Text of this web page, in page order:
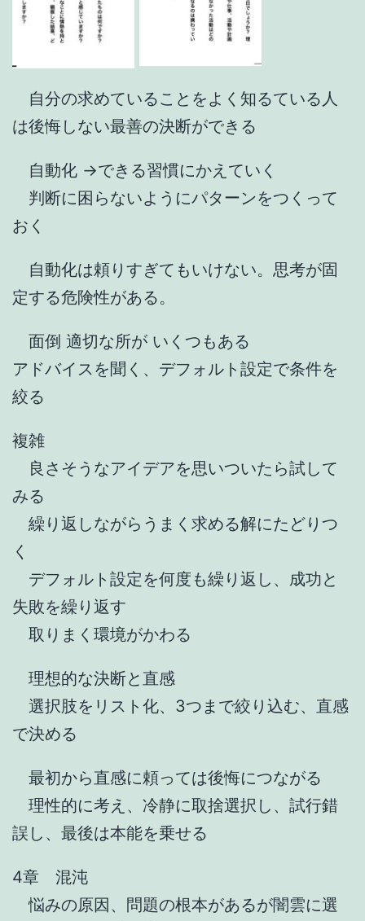
自分の求めていることをよく知るている人
は後悔しない最善の決断ができる
自動化 →できる習慣にかえていく
判断に困らないようにパターンをつくって
おく
自動化は頼りすぎてもいけない。思考が固
定する危険性がある。
面倒 適切な所が いくつもある
アドバイスを聞く、デフォルト設定で条件を
絞る
複雑
良さそうなアイデアを思いついたら試して
みる
繰り返しながらうまく求める解にたどりつ
く
デフォルト設定を何度も繰り返し、成功と
失敗を繰り返す
取りまく環境がかわる
理想的な決断と直感
選択肢をリスト化、3つまで絞り込む、直感
で決める
最初から直感に頼っては後悔につながる
理性的に考え、冷静に取捨選択し、試行錯
誤し、最後は本能を乗せる
4章 混沌
悩みの原因、問題の根本があるが闇雲に選